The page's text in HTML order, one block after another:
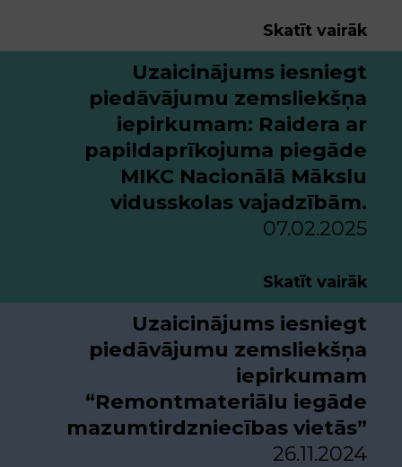
Skatīt vairāk
Uzaicinājums iesniegt
piedāvājumu zemsliekšņa
iepirkumam: Raidera ar
papildaprīkojuma piegāde
MIKC Nacionālā Mākslu
vidusskolas vajadzībām.
07.02.2025
Skatīt vairāk
Uzaicinājums iesniegt
piedāvājumu zemsliekšņa
iepirkumam
“Remontmateriālu iegāde
mazumtirdzniecības vietās”
26.11.2024